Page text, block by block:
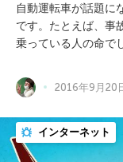
自動運転車が話題に
です。たとえば、事
乗っている人の命で
2016年9月20
インターネット